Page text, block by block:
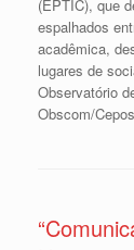
(EPTIC), que
espalhados
acadêmica,
lugares de
Observatório
Obscom/